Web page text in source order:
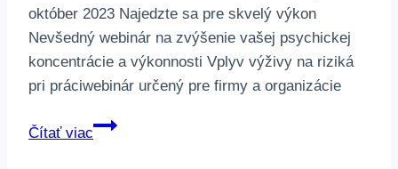
október 2023 Najedzte sa pre skvelý výkon
Nevšedný webinár na zvýšenie vašej psychickej
koncentrácie a výkonnosti Vplyv výživy na riziká
pri práciwebinár určený pre firmy a organizácie
Čítať viac
Pripravujeme